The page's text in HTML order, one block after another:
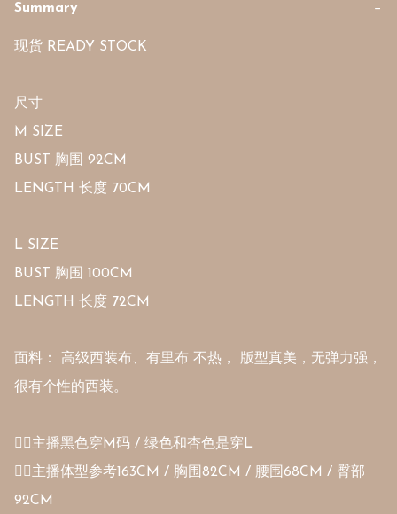
Summary −
现货 READY STOCK
尺寸
M SIZE
BUST 胸围 92CM
LENGTH 长度 70CM
L SIZE
BUST 胸围 100CM
LENGTH 长度 72CM
面料： 高级西装布、有里布 不热， 版型真美，无弹力强，
很有个性的西装。
👉🏻主播黑色穿M码 / 绿色和杏色是穿L
👉🏻主播体型参考163CM / 胸围82CM / 腰围68CM / 臀部
92CM